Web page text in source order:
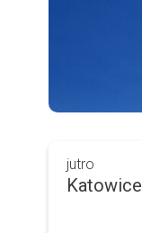
jutro
Katowice